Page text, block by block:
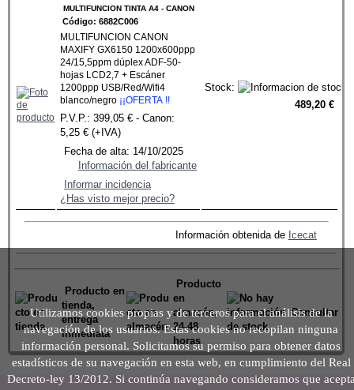
Utilizamos cookies propias y de terceros para el análisis de la
navegación de los usuarios. Estas cookies no recopilan ninguna
información personal. Solicitamos su permiso para obtener datos
estadísticos de su navegación en esta web, en cumplimiento del Real
Decreto-ley 13/2012. Si continúa navegando consideramos que
MULTIFUNCION TINTA A4 - CANON
Código: 6882C006
MULTIFUNCION CANON
MAXIFY GX6150 1200x600ppp
24/15,5ppm dúplex ADF-50-
hojas LCD2,7 + Escáner
1200ppp USB/Red/Wifi4
blanco/negro ¡¡OFERTA !!
P.V.P.: 399,05 € - Canon:
5,25 € (+IVA)
Fecha de alta: 14/10/2025
Información del fabricante
Informar incidencia
¿Has visto mejor precio?
Stock:
489,20 €
Información obtenida de Icecat
Producto en
tienda,
entrega
inmediata
Producto
en
almacén,
24-48
horas
Consultar